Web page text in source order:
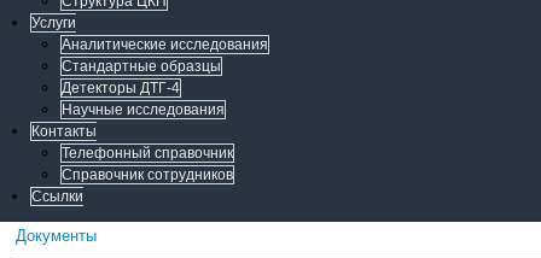
Услуги
Аналитические исследования
Стандартные образцы
Детекторы ДТГ-4
Научные исследования
Контакты
Телефонный справочник
Справочник сотрудников
Ссылки
Документы